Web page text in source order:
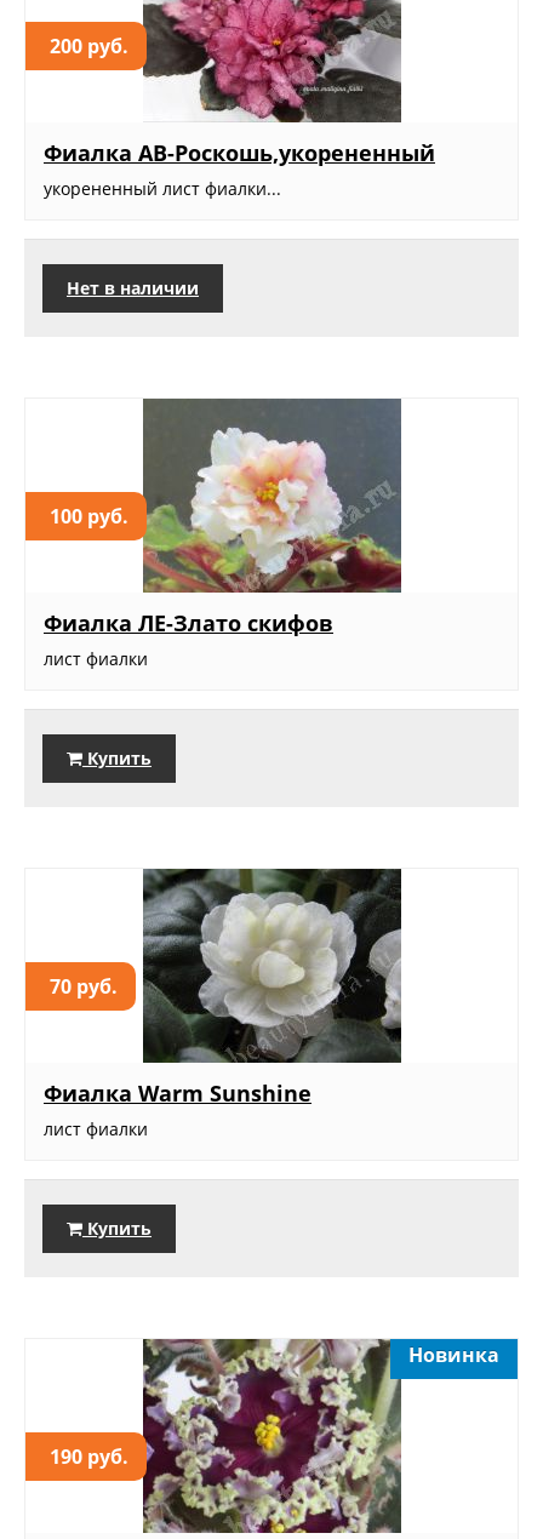
200 руб.
Фиалка АВ-Роскошь,укорененный
укорененный лист фиалки...
Нет в наличии
100 руб.
Фиалка ЛЕ-Злато скифов
лист фиалки
Купить
70 руб.
Фиалка Warm Sunshine
лист фиалки
Купить
190 руб.
Новинка